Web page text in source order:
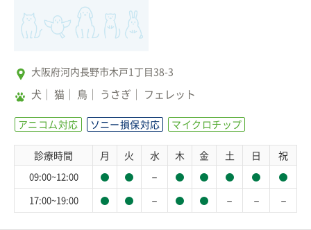
大阪府河内長野市木戸1丁目38-3
犬 猫 鳥 うさぎ フェレット
アニコム対応 ソニー損保対応 マイクロチップ
診療時間 月 火 水 木 金 土 日 祝
09:00~12:00 －
17:00~19:00 － － － －